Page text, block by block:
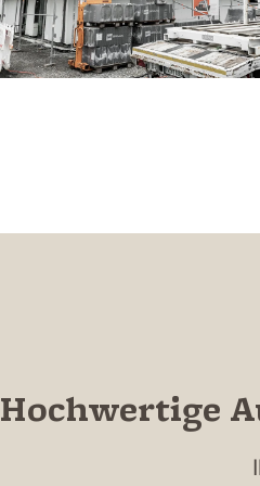
Hochwertige